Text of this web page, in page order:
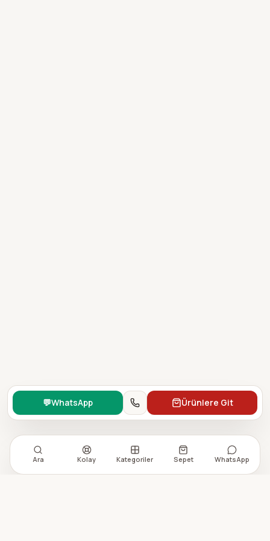
Ara Kolay Kategoriler Sepet WhatsApp
💬WhatsApp Ürünlere Git